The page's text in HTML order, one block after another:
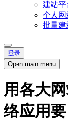
建站平
个人网
批量建
登录
Open main menu
用各大
络应用